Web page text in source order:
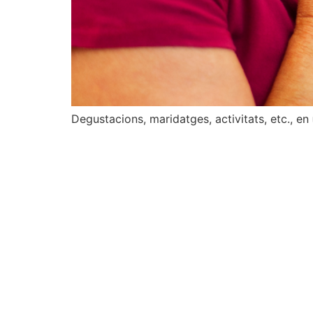
Degustacions, maridatges, activitats, etc.,